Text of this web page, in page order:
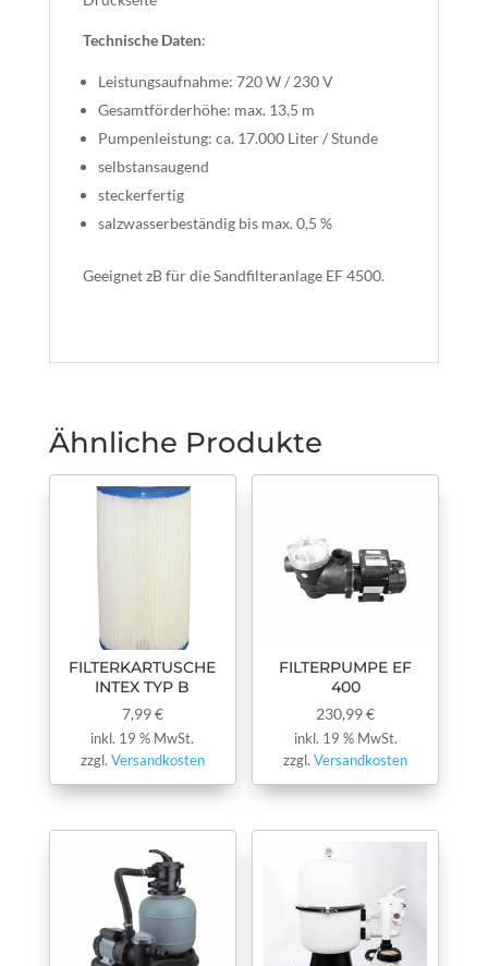
Technische Daten:
Leistungsaufnahme: 720 W / 230 V
Gesamtförderhöhe: max. 13,5 m
Pumpenleistung: ca. 17.000 Liter / Stunde
selbstansaugend
steckerfertig
salzwasserbeständig bis max. 0,5 %
Geeignet zB für die Sandfilteranlage EF 4500.
Ähnliche Produkte
FILTERKARTUSCHE
INTEX TYP B
7,99€
inkl. 19 % MwSt.
zzgl. Versandkosten
FILTERPUMPE EF
400
230,99€
inkl. 19 % MwSt.
zzgl.Versandkosten